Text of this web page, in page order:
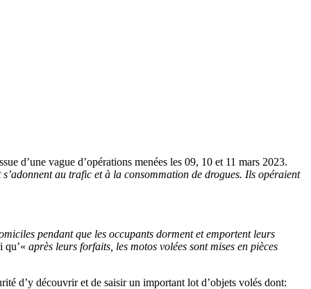
d’une vague d’opérations menées les 09, 10 et 11 mars 2023.
au trafic et à la consommation de drogues. Ils opéraient
pendant que les occupants dorment et emportent leurs
qu’« après leurs forfaits, les motos volées sont mises en pièces
d’y découvrir et de saisir un important lot d’objets volés dont: